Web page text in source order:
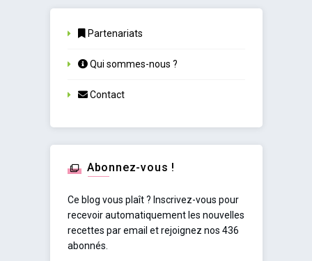
Partenariats
Qui sommes-nous ?
Contact
Abonnez-vous !
Ce blog vous plaît ? Inscrivez-vous pour
recevoir automatiquement les nouvelles
recettes par email et rejoignez nos 436
abonnés.